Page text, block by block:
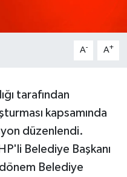
A- A+
tarafından
kapsamında
düzenlendi.
Belediye Başkanı
Belediye